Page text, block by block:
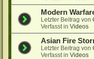
Modern
Letzter Beitrag von
Verfasst inVideos
Asian Fire
Letzter Beitrag von
Verfasst inVideos